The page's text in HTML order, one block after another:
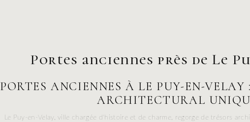
Portes anciennes près de Le
PORTES ANCIENNES À LE PUY-EN-
ARCHITECTURAL
Le Puy-en-Velay, ville chargée d'histoire et de charme, regorge de trésors